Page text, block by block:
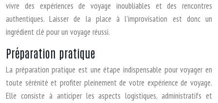
vivre des expériences de voyage inoubliables et des rencontres
authentiques. Laisser de la place à l’improvisation est donc un
ingrédient clé pour un voyage réussi.
Préparation pratique
La préparation pratique est une étape indispensable pour voyager en
toute sérénité et profiter pleinement de votre expérience de voyage.
Elle consiste à anticiper les aspects logistiques, administratifs et